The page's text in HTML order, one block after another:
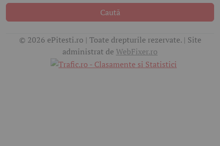
Caută
© 2026 ePitesti.ro | Toate drepturile rezervate. | Site
administrat de WebFixer.ro